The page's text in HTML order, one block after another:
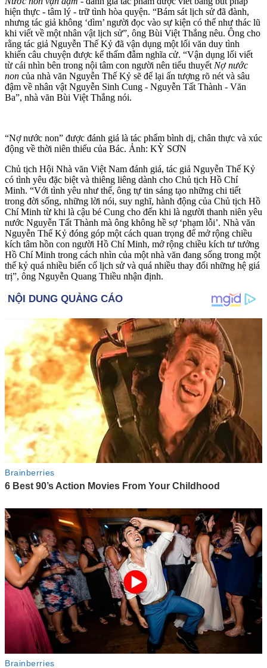
hiện thực - tâm lý - trữ tình hòa quyện. “Bám sát lịch sử đã đành,
nhưng tác giả không ‘dìm’ người đọc vào sự kiện có thể như thác lũ
khi viết về một nhân vật lịch sử”, ông Bùi Việt Thắng nêu. Ông cho
rằng tác giả Nguyễn Thế Kỷ đã vận dụng một lối văn duy tình
khiến câu chuyện được kể thấm đẫm nghĩa cử. “Vận dụng lối viết
từ cái nhìn bên trong nội tâm con người nên tiểu thuyết Nợ nước
non của nhà văn Nguyễn Thế Kỷ sẽ để lại ấn tượng rõ nét và sâu
đậm về nhân vật Nguyễn Sinh Cung - Nguyễn Tất Thành - Văn
Ba”, nhà văn Bùi Việt Thắng nói.
“Nợ nước non” được đánh giá là tác phẩm bình dị, chân thực và xúc
động về thời niên thiếu của Bác. Ảnh: KỲ SƠN
Chủ tịch Hội Nhà văn Việt Nam đánh giá, tác giả Nguyễn Thế Kỷ
có tình yêu đặc biệt và thiêng liêng dành cho Chủ tịch Hồ Chí
Minh. “Với tình yêu như thế, ông tự tin sáng tạo những chi tiết
trong đời sống, những lời nói, suy nghĩ, hành động của Chủ tịch Hồ
Chí Minh từ khi là cậu bé Cung cho đến khi là người thanh niên yêu
nước Nguyễn Tất Thành mà ông không hề sợ ‘phạm lỗi’. Nhà văn
Nguyễn Thế Kỷ đóng góp một cách quan trọng để mở rộng chiều
kích tâm hồn con người Hồ Chí Minh, mở rộng chiều kích tư tưởng
Hồ Chí Minh trong cách nhìn của một nhà văn đang sống trong một
thế kỷ quá nhiều biến cố lịch sử và quá nhiều thay đổi những hệ giá
trị”, ông Nguyễn Quang Thiều nhận định.